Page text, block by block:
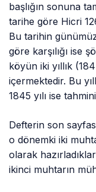
başlığın sonuna
tarihe göre Hicri
Bu tarihin
göre karşılığı ise
köyün iki yıllık
içermektedir. Bu
1845 yılı ise
Defterin son
o dönemki iki
olarak
ikinci muhtarın